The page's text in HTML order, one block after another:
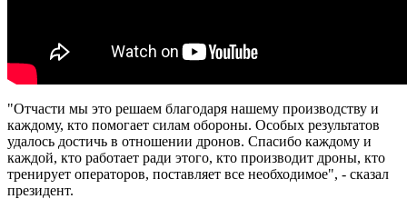
"Отчасти мы это решаем благодаря нашему производству и
каждому, кто помогает силам обороны. Особых результатов
удалось достичь в отношении дронов. Спасибо каждому и
каждой, кто работает ради этого, кто производит дроны, кто
тренирует операторов, поставляет все необходимое", - сказал
президент.